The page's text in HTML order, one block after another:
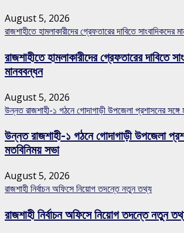
August 5, 2026
রাজশাহীতে হামলাকারীদের গ্রেফতারের দাবিতে সাংবাদিকদের
রাজশাহীতে হামলাকারীদের গ্রেফতারের দাবিতে
মানববন্ধন
August 5, 2026
উন্নত রাজশাহী-১ গঠনে গোদাগাড়ী উপজেলা প্রশাসনের সঙ্গে
উন্নত রাজশাহী-১ গঠনে গোদাগাড়ী উপজেলা
মতবিনিময় সভা
August 5, 2026
রাজশাহী নির্বাচন অফিসে নিয়োগ তদন্তে নতুন তথ্য
রাজশাহী নির্বাচন অফিসে নিয়োগ তদন্তে নতুন